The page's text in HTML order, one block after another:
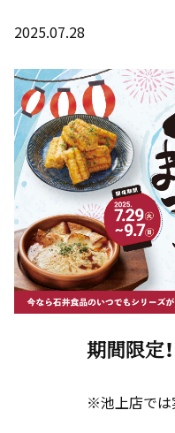
2025.07.28
期間限定
※池上店では